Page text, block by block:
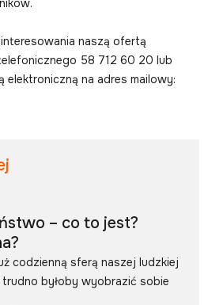
naszą ofertą
58 712 60 20 lub
elektroniczną na adres mailowy:
– co to jest?
codzienną sferą naszej ludzkiej
trudno byłoby wyobrazić sobie